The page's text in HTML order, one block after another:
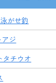
がせ釣
ジ
チウオ